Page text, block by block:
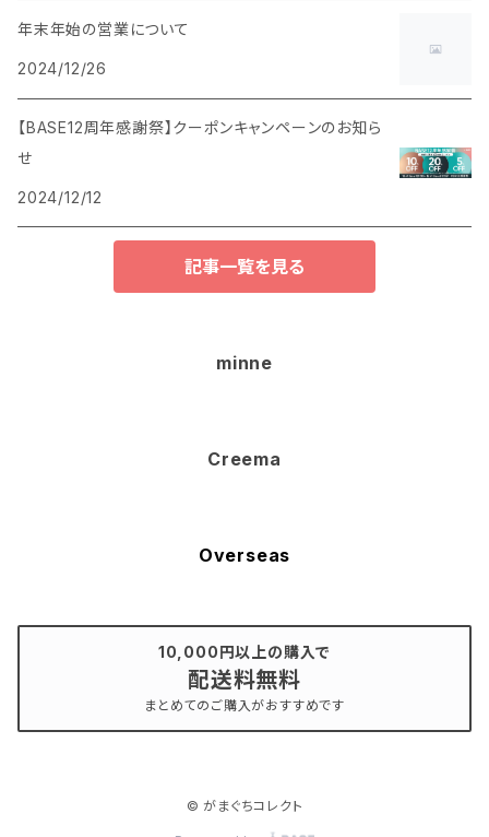
年末年始の営業について
2024/12/26
【BASE12周年感謝祭】クーポンキャンペーンのお知ら
せ
2024/12/12
記事一覧を見る
minne
Creema
Overseas
10,000円以上の購入で
配送料無料
まとめてのご購入がおすすめです
© がまぐちコレクト